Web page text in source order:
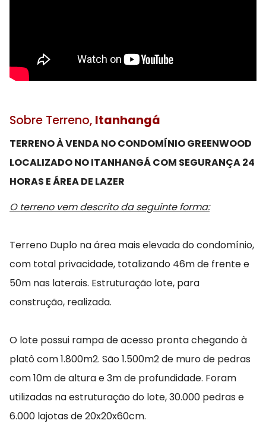
Sobre Terreno, Itanhangá
TERRENO À VENDA NO CONDOMÍNIO GREENWOOD
LOCALIZADO NO ITANHANGÁ COM SEGURANÇA 24
HORAS E ÁREA DE LAZER
O terreno vem descrito da seguinte forma:
Terreno Duplo na área mais elevada do condomínio,
com total privacidade, totalizando 46m de frente e
50m nas laterais. Estruturação lote, para
construção, realizada.
O lote possui rampa de acesso pronta chegando à
platô com 1.800m2. São 1.500m2 de muro de pedras
com 10m de altura e 3m de profundidade. Foram
utilizadas na estruturação do lote, 30.000 pedras e
6.000 lajotas de 20x20x60cm.